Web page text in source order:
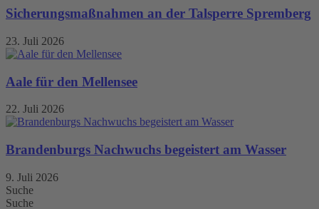
Sicherungsmaßnahmen an der Talsperre Spremberg
23. Juli 2026
Aale für den Mellensee
22. Juli 2026
Brandenburgs Nachwuchs begeistert am Wasser
9. Juli 2026
Suche
Suche